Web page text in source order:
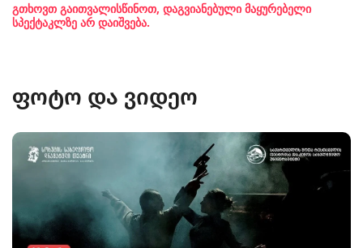
გთხოვთ გაითვალისწინოთ, დაგვიანებული მაყურებელი
სპექტაკლზე არ დაიშვება.
ფოტო და ვიდეო